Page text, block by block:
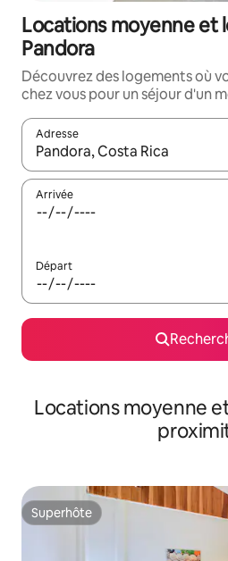
Locations moyenne et
Pandora
Découvrez des logements où
chez vous pour un séjour d'un
Adresse
Lorsque les résultats s'affichent,
Arrivée
Départ
Locations moyenne
Superhôte
Superhôte